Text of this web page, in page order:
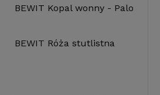
wonny - Palo
stutlistna